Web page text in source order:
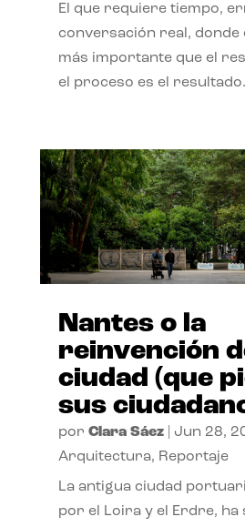
El que requiere tiempo,
conversación real, donde
más importante que el
el proceso es el
Nantes o la
reinvención
ciudad (que
sus
por Clara Sáez| Jun 28,
Arquitectura, Reportaje
La antigua ciudad
por el Loira y el Erdre, ha